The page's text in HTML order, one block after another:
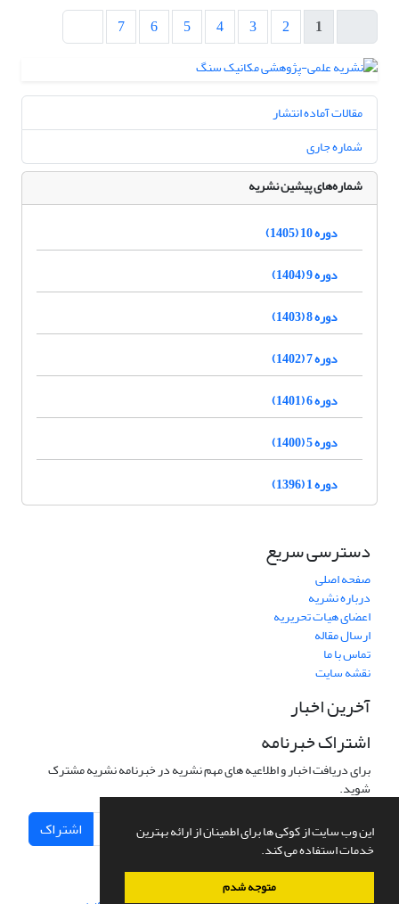
این وب سایت از کوکی ها برای اطمینان از ارائه بهترین
خدمات استفاده می کند.
متوجه شدم
1
2
3
4
5
6
7
مقالات آماده انتشار
شماره جاری
شماره‌های پیشین نشریه
دوره 10 (1405)
دوره 9 (1404)
دوره 8 (1403)
دوره 7 (1402)
دوره 6 (1401)
دوره 5 (1400)
دوره 1 (1396)
دسترسی سریع
صفحه اصلی
درباره نشریه
اعضای هیات تحریریه
ارسال مقاله
تماس با ما
نقشه سایت
آخرین اخبار
اشتراک خبرنامه
برای دریافت اخبار و اطلاعیه های مهم نشریه در خبرنامه نشریه مشترک
شوید.
اشتراک